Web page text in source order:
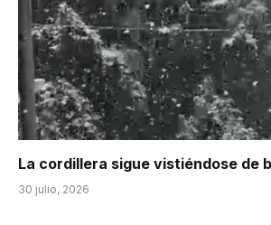
La cordillera sigue vistiéndose de
30 julio, 2026